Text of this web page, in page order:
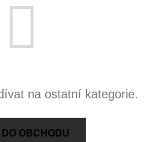
na ostatní kategorie.
OBCHODU